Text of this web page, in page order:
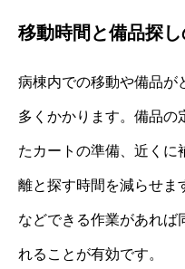
移動時間と備品探
病棟内での移動や備品が
多くかかります。備品の
たカートの準備、近くに
離と探す時間を減らせま
などできる作業があれば
れることが有効です。